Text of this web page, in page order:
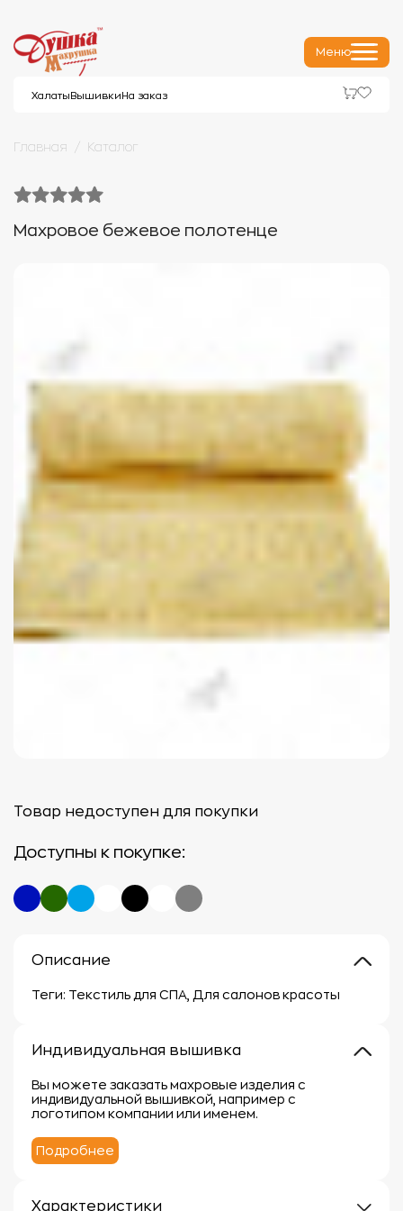
Меню
Халаты Вышивки На заказ
Главная Каталог
Махровое бежевое полотенце
Товар недоступен для покупки
Доступны к покупке:
Описание
Теги: Текстиль для СПА, Для салонов красоты
Индивидуальная вышивка
Вы можете заказать махровые изделия с
индивидуальной вышивкой, например с
логотипом компании или именем.
Подробнее
Характеристики